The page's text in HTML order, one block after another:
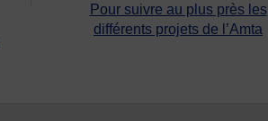
Pour suivre au plus près les
différents projets de l’Amta